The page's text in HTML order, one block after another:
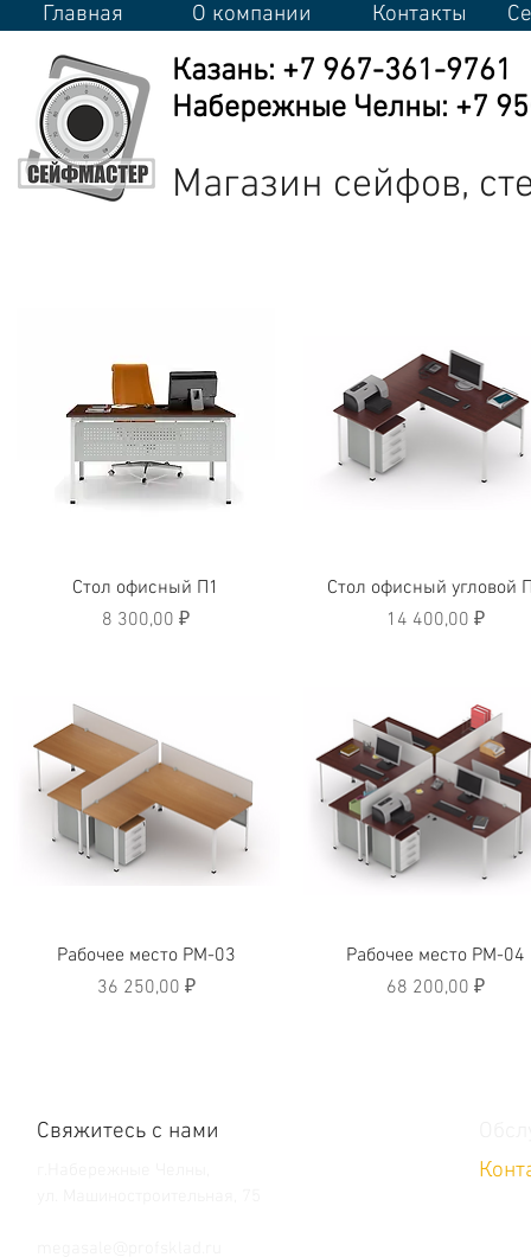
О компании Контакты
Главная
Казань: +7 967-361-9761
Набережные Челны: +7
Магазин сейфов,
Быстрый просмотр
Стол офисный П1
Цена
8 300,00 ₽
Быстрый просмотр
Стол офисный угловой
Цена
14 400,00 ₽
Быстрый просмотр
Рабочее место РМ-03
Цена
36 250,00 ₽
Быстрый просмотр
Рабочее место РМ-04
Цена
68 200,00 ₽
Свяжитесь с нами